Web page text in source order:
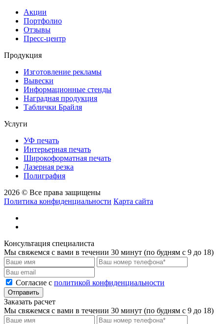
Акции
Портфолио
Отзывы
Пресс-центр
Продукция
Изготовление рекламы
Вывески
Информационные стенды
Наградная продукция
Таблички Брайля
Услуги
УФ печать
Интерьерная печать
Широкоформатная печать
Лазерная резка
Полиграфия
2026 © Все права защищены
Политика конфиденциальности Карта сайта
Консультация специалиста
Мы свяжемся с вами в течении 30 минут (по будням с 9 до 18)
Cогласие с политикой конфиденциальности
Отправить
Заказать расчет
Мы свяжемся с вами в течении 30 минут (по будням с 9 до 18)